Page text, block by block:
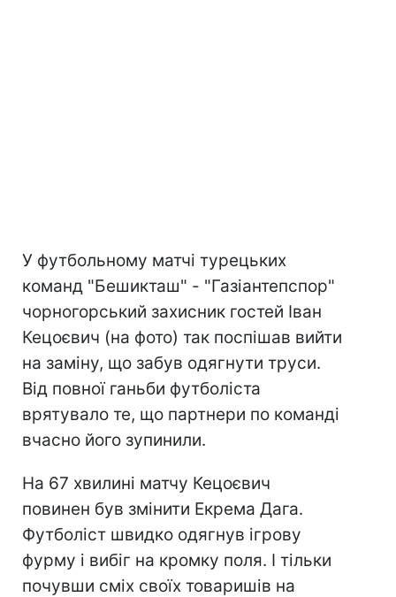
У футбольному матчі турецьких
команд "Бешикташ" - "Газіантепспор"
чорногорський захисник гостей Іван
Кецоєвич (на фото) так поспішав вийти
на заміну, що забув одягнути труси.
Від повної ганьби футболіста
врятувало те, що партнери по команді
вчасно його зупинили.
На 67 хвилині матчу Кецоєвич
повинен був змінити Екрема Дага.
Футболіст швидко одягнув ігрову
фурму і вибіг на кромку поля. І тільки
почувши сміх своїх товаришів на